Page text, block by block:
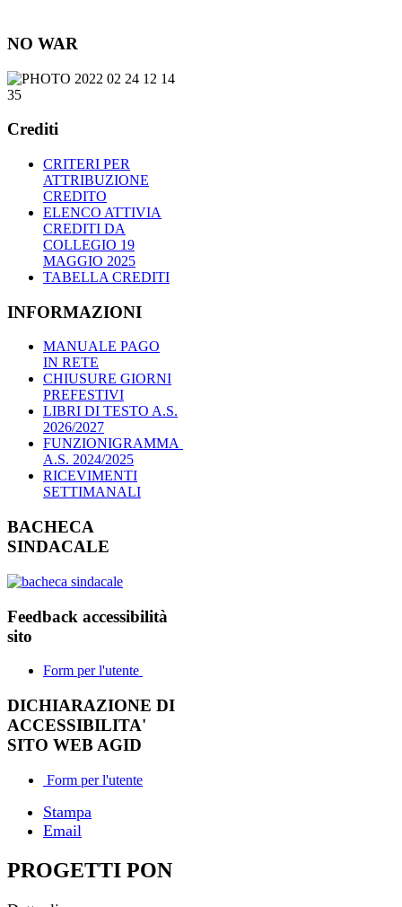
NO WAR
Crediti
CRITERI PER
ATTRIBUZIONE
CREDITO
ELENCO ATTIVIA
CREDITI DA
COLLEGIO 19
MAGGIO 2025
TABELLA CREDITI
INFORMAZIONI
MANUALE PAGO
IN RETE
CHIUSURE GIORNI
PREFESTIVI
LIBRI DI TESTO A.S.
2026/2027
FUNZIONIGRAMMA
A.S. 2024/2025
RICEVIMENTI
SETTIMANALI
BACHECA
SINDACALE
Feedback accessibilità
sito
Form per l'utente
DICHIARAZIONE DI
ACCESSIBILITA'
SITO WEB AGID
Form per l'utente
Stampa
Email
PROGETTI PON